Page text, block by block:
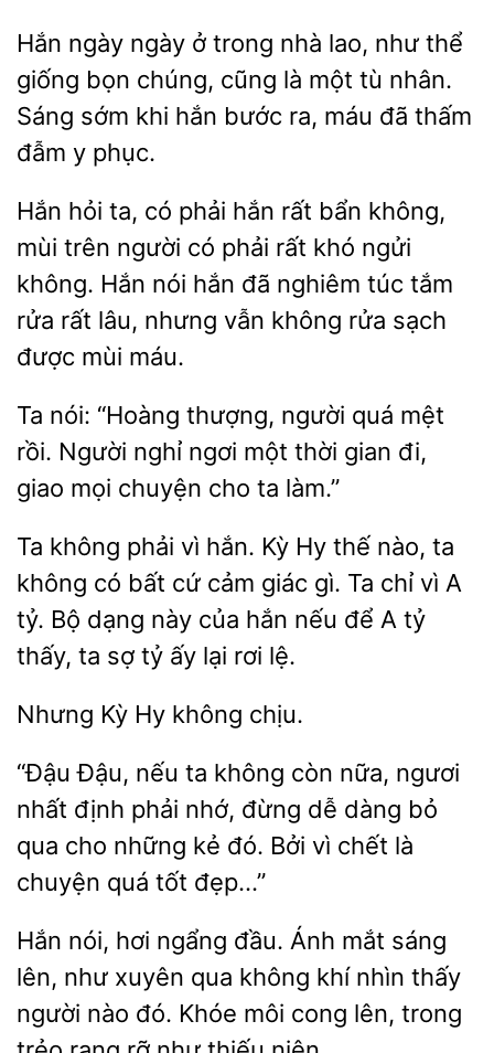
Hắn ngày ngày ở trong nhà lao, như thể
giống bọn chúng, cũng là một tù nhân.
sớm
hắn bước ra, máu đã thấm
đẫm y
Hắn hỏi
có phải hắn rất bẩn không,
mùi trên người có phải
khó ngửi
không. Hắn nói hắn đã nghiêm túc tắm
rửa rất lâu, nhưng vẫn không rửa sạch
được mùi
Ta nói: “Hoàng thượng, người quá
rồi. Người nghỉ ngơi
thời
đi,
giao mọi chuyện cho ta làm.”
Ta không phải vì
Kỳ Hy thế nào, ta
có bất cứ cảm giác gì. Ta chỉ vì A
tỷ. Bộ dạng này của hắn nếu để A tỷ
thấy,
sợ tỷ ấy lại rơi lệ.
Nhưng chịu.
“Đậu Đậu, nếu ta không còn nữa, ngươi
nhất định phải nhớ, đừng dễ dàng bỏ
qua cho những kẻ
Bởi vì chết
chuyện
tốt đẹp…”
Hắn nói, hơi đầu.
mắt sáng
lên, như xuyên qua không khí nhìn thấy
người nào đó. Khóe
cong lên, trong